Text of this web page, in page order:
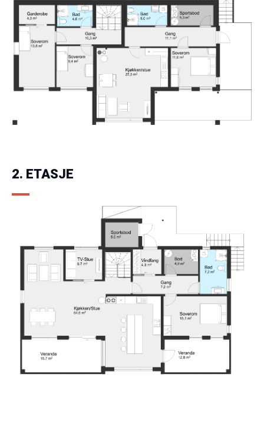
2. ETASJE